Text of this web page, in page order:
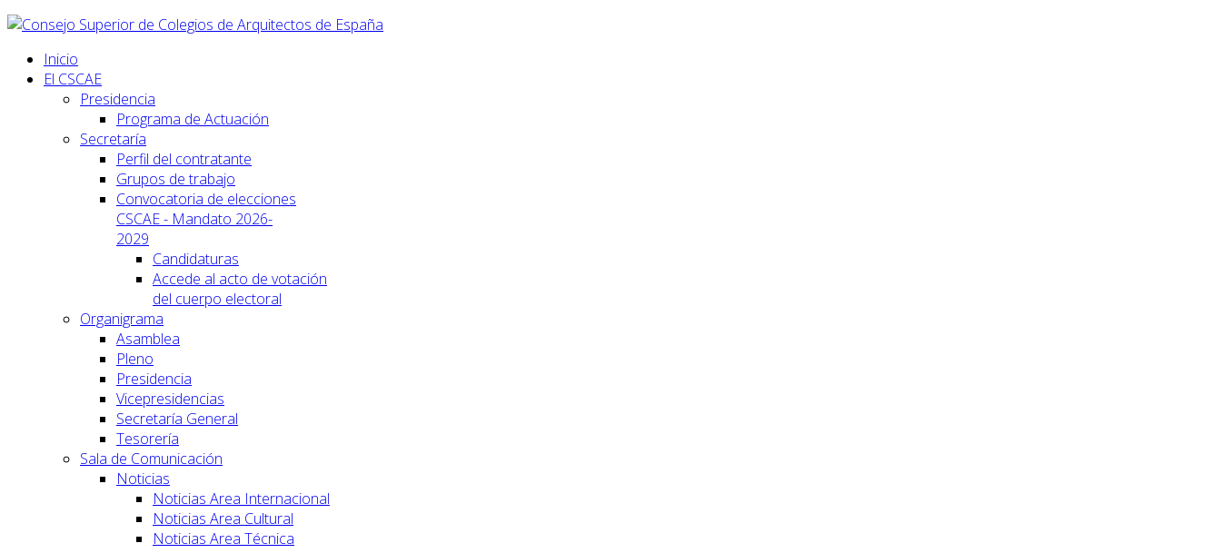
Inicio
El CSCAE
Presidencia
Programa de Actuación
Secretaría
Perfil del contratante
Grupos de trabajo
Convocatoria de elecciones
CSCAE - Mandato 2026-
2029
Candidaturas
Accede al acto de votación
del cuerpo electoral
Organigrama
Asamblea
Pleno
Presidencia
Vicepresidencias
Secretaría General
Tesorería
Sala de Comunicación
Noticias
Noticias Area Internacional
Noticias Area Cultural
Noticias Area Técnica